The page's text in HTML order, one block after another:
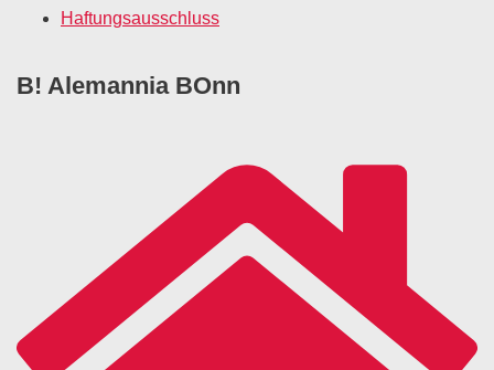
Haftungsausschluss
B! Alemannia BOnn